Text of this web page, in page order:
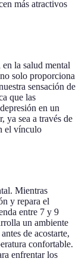
más atractivos
la salud mental
solo proporciona
sensación de
que las
en un
ya sea a través de
el vínculo
Mientras
y repara el
entre 7 y 9
un ambiente
de acostarte,
confortable.
enfrentar los